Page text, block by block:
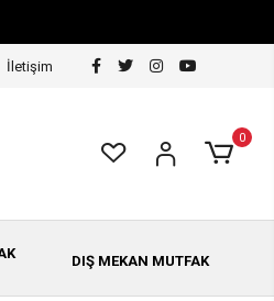
İletişim
0
DIŞ MEKAN MUTFAK